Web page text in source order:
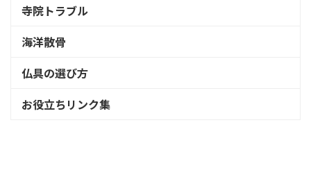
寺院トラブル
海洋散骨
仏具の選び方
お役立ちリンク集